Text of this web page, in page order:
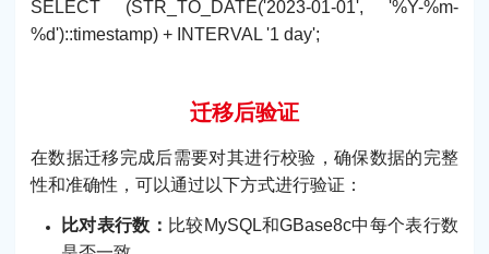
SELECT (STR_TO_DATE('2023-01-01', '%Y-%m-
%d')::timestamp) + INTERVAL '1 day';
迁移后验证
在数据迁移完成后需要对其进行校验，确保数据的完整
性和准确性，可以通过以下方式进行验证：
比对表行数： 比较MySQL和GBase8c中每个表行数